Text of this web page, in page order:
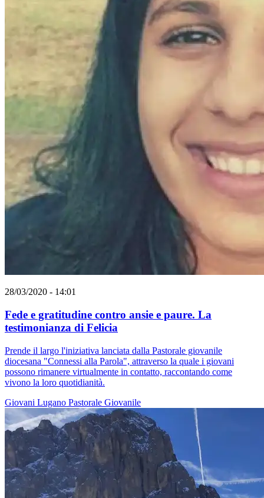
28/03/2020 - 14:01
Fede e gratitudine contro ansie e paure. La
testimonianza di Felicia
Prende il largo l'iniziativa lanciata dalla Pastorale giovanile
diocesana "Connessi alla Parola", attraverso la quale i giovani
possono rimanere virtualmente in contatto, raccontando come
vivono la loro quotidianità.
Giovani Lugano Pastorale Giovanile